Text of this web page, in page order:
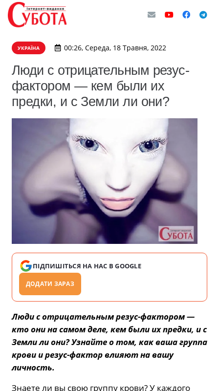
УКРАЇНА 00:26, Середа, 18 Травня, 2022
Люди с отрицательным резус-
фактором — кем были их
предки, и с Земли ли они?
ПІДПИШІТЬСЯ НА НАС В GOOGLE
ДОДАТИ ЗАРАЗ
Люди с отрицательным резус-фактором —
кто они на самом деле, кем были их предки, и с
Земли ли они? Узнайте о том, как ваша группа
крови и резус-фактор влияют на вашу
личность.
Знаете ли вы свою группу крови? У каждого